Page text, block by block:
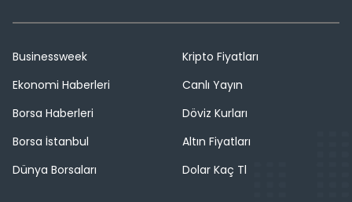
Businessweek
Ekonomi Haberleri
Borsa Haberleri
Borsa İstanbul
Dünya Borsaları
Kripto Fiyatları
Canlı Yayın
Döviz Kurları
Altın Fiyatları
Dolar Kaç Tl